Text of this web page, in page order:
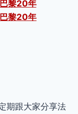
巴黎20年
巴黎20年
期跟大家分享法